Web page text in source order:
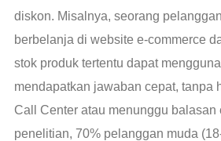
diskon. Misalnya, seorang
berbelanja di website e-commerce
stok produk tertentu dapat
mendapatkan jawaban cepat, tanpa
Call Center atau menunggu balasan
penelitian, 70% pelanggan muda